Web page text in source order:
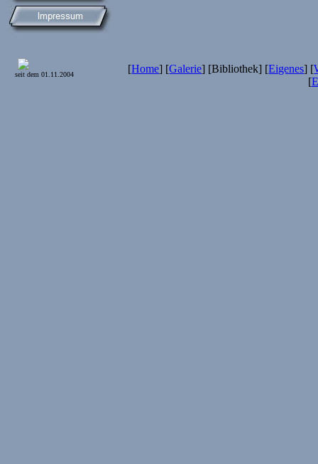
seit dem 01.11.2004 [Home] [Galerie] [Bibliothek] [Eigenes] [
[